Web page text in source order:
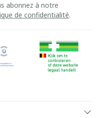
abonnez à notre
de confidentialité.